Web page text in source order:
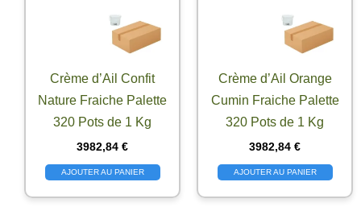
Crème d’Ail Confit
Nature Fraiche Palette
320 Pots de 1 Kg
3982,84 €
AJOUTER AU PANIER
Crème d’Ail Orange
Cumin Fraiche Palette
320 Pots de 1 Kg
3982,84 €
AJOUTER AU PANIER